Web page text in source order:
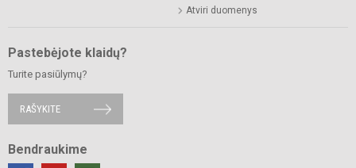
Atviri duomenys
Pastebėjote klaidų?
Turite pasiūlymų?
RAŠYKITE
Bendraukime